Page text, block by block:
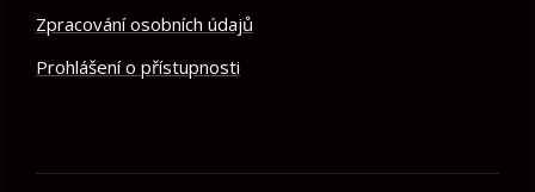
Zpracování osobních údajů
Prohlášení o přístupnosti